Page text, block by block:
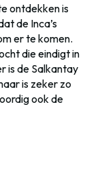
ontdekken is
de Inca’s
er te komen.
die eindigt in
is de Salkantay
is zeker zo
ook de